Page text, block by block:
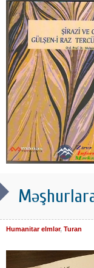
Humanitar elmlər, Turan